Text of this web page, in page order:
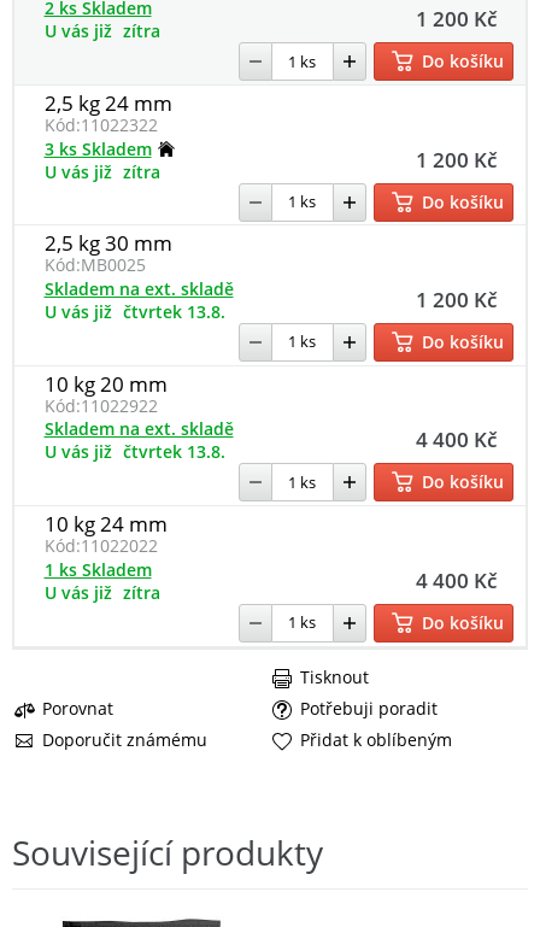
1 200 Kč
2 ks Skladem
U vás již zítra
Do košíku
2,5 kg 24 mm
Kód:11022322
1 200 Kč
3 ks Skladem
U vás již zítra
Do košíku
2,5 kg 30 mm
Kód:MB0025
1 200 Kč
Skladem na ext. skladě
U vás již čtvrtek 13.8.
Do košíku
10 kg 20 mm
Kód:11022922
4 400 Kč
Skladem na ext. skladě
U vás již čtvrtek 13.8.
Do košíku
10 kg 24 mm
Kód:11022022
4 400 Kč
1 ks Skladem
U vás již zítra
Do košíku
Porovnat
Potřebuji poradit
Doporučit známému
Tisknout
Přidat k oblíbeným
Související produkty